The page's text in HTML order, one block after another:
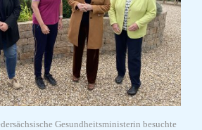
Gesundheitsministerin besuchte